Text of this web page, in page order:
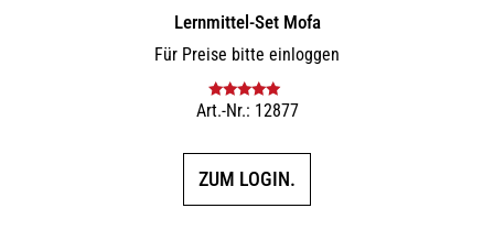
Lernmittel-Set Mofa
Für Preise bitte einloggen
Bewertet mit
Art.-Nr.: 12877
ZUM LOGIN.